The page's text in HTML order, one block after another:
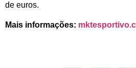
de euros.
Mais informações: